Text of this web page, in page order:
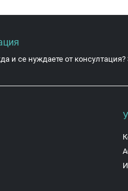
и се нуждаете от